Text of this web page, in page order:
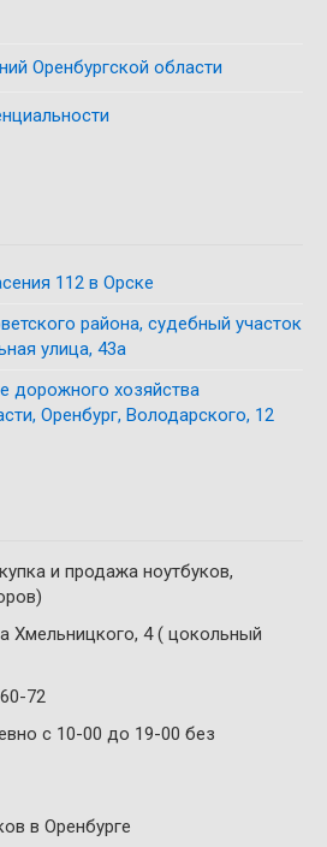
Оренбургской области
112 в Орске
района, судебный участок
улица, 43а
дорожного хозяйства
Оренбург, Володарского, 12
и продажа ноутбуков,
Хмельницкого, 4 ( цокольный
72
с 10-00 до 19-00 без
в Оренбурге